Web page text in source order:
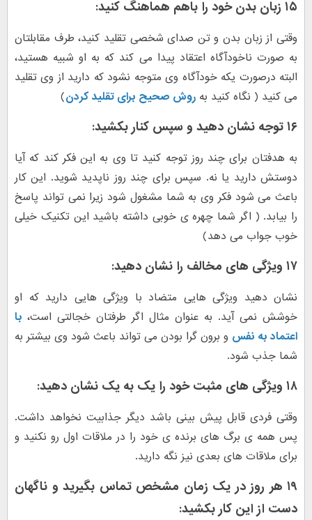
۱۵ زبان بدن خود را باهم هماهنگ کنید :
وقتی از زبان بدن و تن صدای شخصی تقلید کنید، طرف مقابلتان
به صورت ناخودآگاه اعتقاد پیدا می کند که به او شبیه هستید،
البته درصورت یکه خودآگاه وی متوجه نشود که دارید از وی تقلید
می کنید ( نگاه کنید به روش صحیح برای تقلید کردن)
۱۶ توجه نشان دهید و سپس کنار بکشید :
به هدفتان برای چند روز توجه کنید تا وی به این فکر کند که آیا
دوستش دارید یا نه. سپس برای چند روز ناپدید شوید. این کار
باعث می شود فکر وی به شما مشغول شود زیرا نمی تواند پاسخ
را بیابد. ( اگر شما چهره ی خوبی داشته باشید این تکنیک خیلی
خوب جواب می دهد)
۱۷ ویژگی های مخالف را نشان دهید:
نشان دهید ویژگی هایی متضاد با ویژگی هایی دارید که او
خوشش نمی آید. به عنوان مثال اگر طرفتان خجالتی است، با
اعتماد به نفس و برون گرا بودن می تواند باعث شود وی بیشتر به
شما جذب شود.
۱۸ ویژگی های مثبت خود را یک به یک نشان دهید :
وقتی فردی قابل پیش بینی باشد دیگر جذابیت نخواهد داشت.
پس همه ی برگ های برنده ی خود را در ملاقات اول رو نکنید و
برای ملاقات های بعدی نیز نگه دارید.
۱۹ هر روز در یک زمان مشخص تماس بگیرید و ناگهان
دست از این کار بکشید: